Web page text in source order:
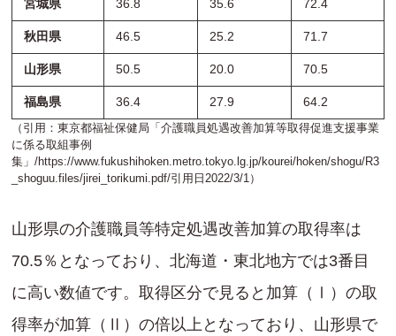
宮城県 36.8 35.6 72.4
秋田県 46.5 25.2 71.7
山形県 50.5 20.0 70.5
福島県 36.4 27.9
64.2
（引用：東京都福祉保健局「介護職員処遇改善加算等取得促進支援事業
に係る取組事例
集」/https://www.fukushihoken.metro.tokyo.lg.jp/kourei/hoken/shogu/R3
_shoguu.files/jirei_torikumi.pdf/引用日2022/3/1）
山形県の介護職員等特定処遇改善加算の取得率は
70.5％となっており、北海道・東北地方では3番目
に高い数値です。取得区分で見ると加算（Ⅰ）の取
得率が加算（Ⅱ）の倍以上となっており、山形県で